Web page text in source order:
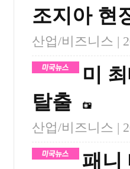
조지아 현
산업/비즈니스 |
미
탈출
산업/비즈니스 |
패니